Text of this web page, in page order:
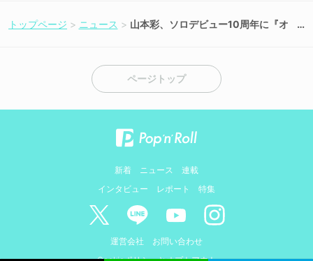
トップページ ニュース
山本彩、ソロデビュー10周年に『オ
ページトップ
新着 ニュース
連載
インタビュー
レポート 特集
運営会社
お問い合わせ